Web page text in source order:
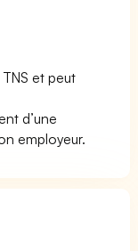
et peut
d’une
employeur.